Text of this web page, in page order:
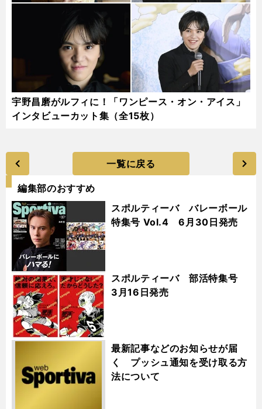
宇野昌磨がルフィに！「ワンピース・オン・アイス」
インタビューカット集（全15枚）
一覧に戻る
編集部のおすすめ
スポルティーバ バレーボール
特集号 Vol.4 6月30日発売
スポルティーバ 部活特集号
3月16日発売
最新記事などのお知らせが届
く プッシュ通知を受け取る方
法について